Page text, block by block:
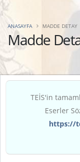
Madde
ANASAYFA MADDE DETAY
TEİS'in
Eserler
https://